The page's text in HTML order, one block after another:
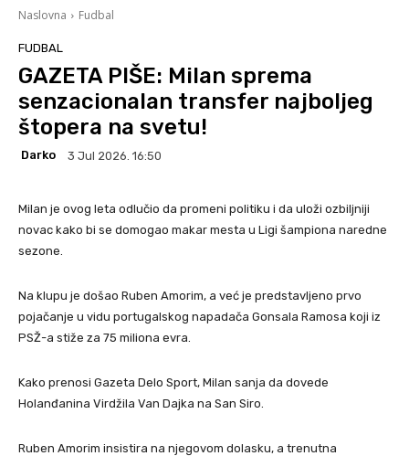
Naslovna Fudbal
FUDBAL
GAZETA PIŠE: Milan sprema
senzacionalan transfer najboljeg
štopera na svetu!
Darko 3 Jul 2026. 16:50
Milan je ovog leta odlučio da promeni politiku i da uloži ozbiljniji
novac kako bi se domogao makar mesta u Ligi šampiona naredne
sezone.
Na klupu je došao Ruben Amorim, a već je predstavljeno prvo
pojačanje u vidu portugalskog napadača Gonsala Ramosa koji iz
PSŽ-a stiže za 75 miliona evra.
Kako prenosi Gazeta Delo Sport, Milan sanja da dovede
Holanđanina Virdžila Van Dajka na San Siro.
Ruben Amorim insistira na njegovom dolasku, a trenutna